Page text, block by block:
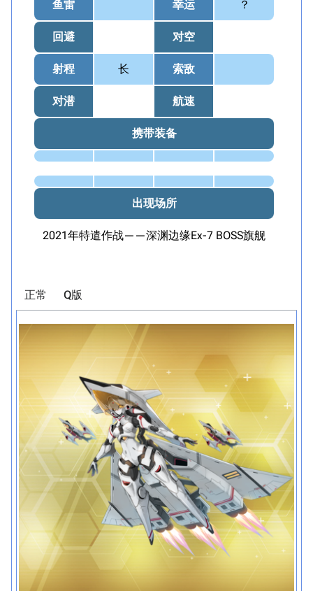
鱼雷 幸运 ？
回避 对空
射程 长 索敌
对潜 航速
携带装备
出现场所
2021年特遣作战——深渊边缘Ex-7 BOSS旗舰
正常 Q版